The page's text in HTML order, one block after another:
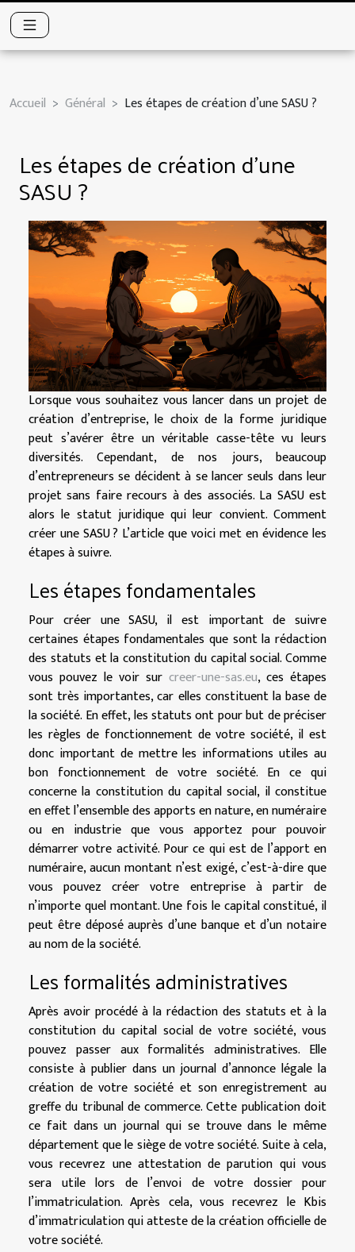
Accueil Général Les étapes de création d’une SASU ?
Les étapes de création d’une
SASU ?
Lorsque vous souhaitez vous lancer dans un projet de
création d’entreprise, le choix de la forme juridique
peut s’avérer être un véritable casse-tête vu leurs
diversités. Cependant, de nos jours, beaucoup
d’entrepreneurs se décident à se lancer seuls dans leur
projet sans faire recours à des associés. La SASU est
alors le statut juridique qui leur convient. Comment
créer une SASU ? L’article que voici met en évidence les
étapes à suivre.
Les étapes fondamentales
Pour créer une SASU, il est important de suivre
certaines étapes fondamentales que sont la rédaction
des statuts et la constitution du capital social. Comme
vous pouvez le voir sur creer-une-sas.eu, ces étapes
sont très importantes, car elles constituent la base de
la société. En effet, les statuts ont pour but de préciser
les règles de fonctionnement de votre société, il est
donc important de mettre les informations utiles au
bon fonctionnement de votre société. En ce qui
concerne la constitution du capital social, il constitue
en effet l’ensemble des apports en nature, en numéraire
ou en industrie que vous apportez pour pouvoir
démarrer votre activité. Pour ce qui est de l’apport en
numéraire, aucun montant n’est exigé, c’est-à-dire que
vous pouvez créer votre entreprise à partir de
n’importe quel montant. Une fois le capital constitué, il
peut être déposé auprès d’une banque et d’un notaire
au nom de la société.
Les formalités administratives
Après avoir procédé à la rédaction des statuts et à la
constitution du capital social de votre société, vous
pouvez passer aux formalités administratives. Elle
consiste à publier dans un journal d’annonce légale la
création de votre société et son enregistrement au
greffe du tribunal de commerce. Cette publication doit
ce fait dans un journal qui se trouve dans le même
département que le siège de votre société. Suite à cela,
vous recevrez une attestation de parution qui vous
sera utile lors de l’envoi de votre dossier pour
l’immatriculation. Après cela, vous recevrez le Kbis
d’immatriculation qui atteste de la création officielle de
votre société.